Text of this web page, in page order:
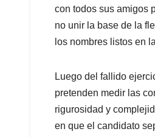
con todos sus amigos
no unir la base de la
los nombres listos en
Luego del fallido
pretenden medir las
rigurosidad y
en que el candidato